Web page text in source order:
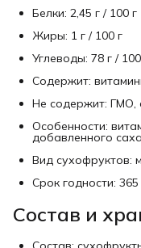
Белки: 2,45 г / 100 г
Жиры: 1 г / 100 г
Углеводы: 78 г /
Содержит:
Не содержит: ГМО,
Особенности:
добавленного
Вид сухофруктов:
Срок годности:
Состав и